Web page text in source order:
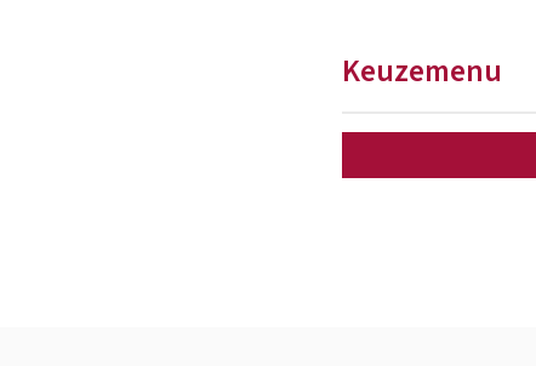
Keuzemenu